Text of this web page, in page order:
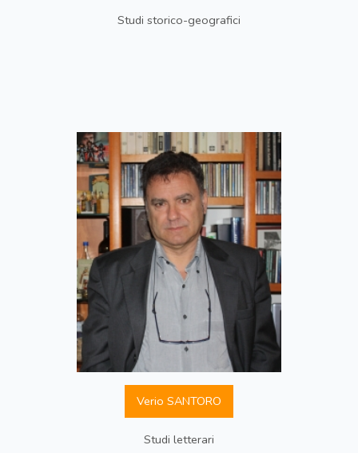
Studi storico-geografici
Verio SANTORO
Studi letterari